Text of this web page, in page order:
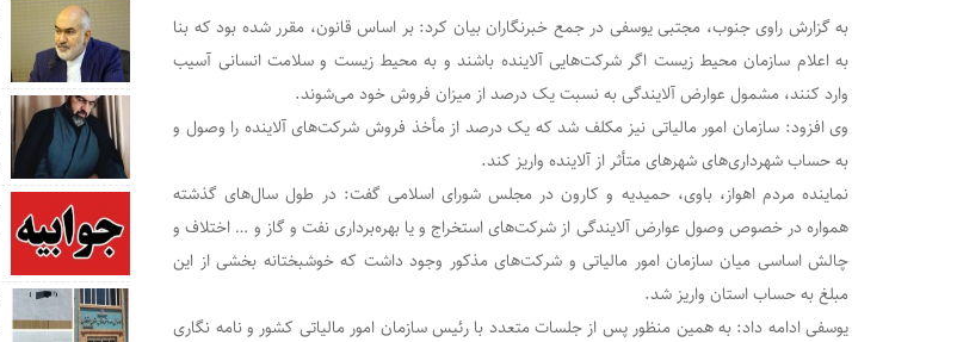
به گزارش راوی جنوب، مجتبی یوسفی در جمع خبرنگاران بیان کرد: بر اساس قانون، مقرر شده بود که بنا
به اعلام سازمان محیط زیست اگر شرکت‌هایی آلاینده باشند و به محیط زیست و سلامت انسانی آسیب
وارد کنند، مشمول عوارض آلایندگی به نسبت یک درصد از میزان فروش خود می‌شوند.
وی افزود: سازمان امور مالیاتی نیز مکلف شد که یک درصد از مأخذ فروش شرکت‌های آلاینده را وصول و
به حساب شهرداری‌های شهرهای متأثر از آلاینده واریز کند.
نماینده مردم اهواز، باوی، حمیدیه و کارون در مجلس شورای اسلامی گفت: در طول سال‌های گذشته
همواره در خصوص وصول عوارض آلایندگی از شرکت‌های استخراج و یا بهره‌برداری نفت و گاز و … اختلاف و
چالش اساسی میان سازمان امور مالیاتی و شرکت‌های مذکور وجود داشت که خوشبختانه بخشی از این
مبلغ به حساب استان واریز شد.
یوسفی ادامه داد: به همین منظور پس از جلسات متعدد با رئیس سازمان امور مالیاتی کشور و نامه نگاری